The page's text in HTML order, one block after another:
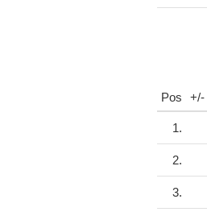
Pos +/-
1.
2.
3.